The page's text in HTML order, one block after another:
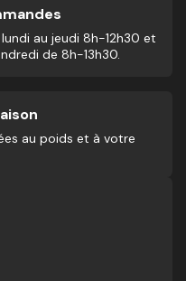
au jeudi 8h-12h30 et
de 8h-13h30.
au poids et à votre